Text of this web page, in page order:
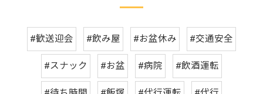
#歓送迎会 #飲み屋 #お盆休み #交通安全
#スナック #お盆 #病院 #飲酒運転